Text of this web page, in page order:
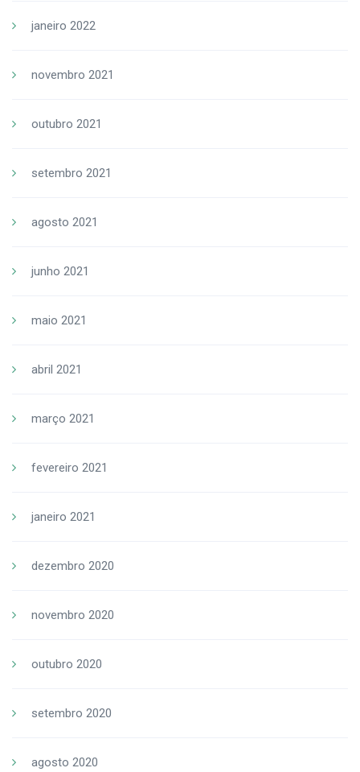
janeiro 2022
novembro 2021
outubro 2021
setembro 2021
agosto 2021
junho 2021
maio 2021
abril 2021
março 2021
fevereiro 2021
janeiro 2021
dezembro 2020
novembro 2020
outubro 2020
setembro 2020
agosto 2020